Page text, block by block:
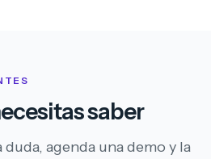
saber
agenda una demo y la